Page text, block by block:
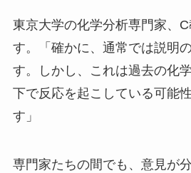
東京大学の化学分析専門家、
す。「確かに、通常では説明
す。しかし、これは過去の化
下で反応を起こしている可能
す」
専門家たちの間でも、意見が